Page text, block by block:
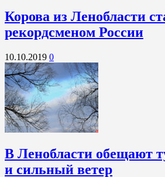
Корова из Ленобласти
рекордсменом России
10.10.2019 0
В Ленобласти обещают
и сильный ветер